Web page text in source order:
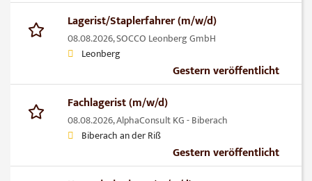
Lagerist/Staplerfahrer (m/w/d)
08.08.2026,SOCCO Leonberg GmbH
Leonberg
Gestern veröffentlicht
Fachlagerist (m/w/d)
08.08.2026,AlphaConsult KG - Biberach
Biberach an der Riß
Gestern veröffentlicht